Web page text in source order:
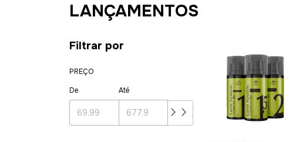
LANÇAMENTOS
Filtrar por
PREÇO
De
Até